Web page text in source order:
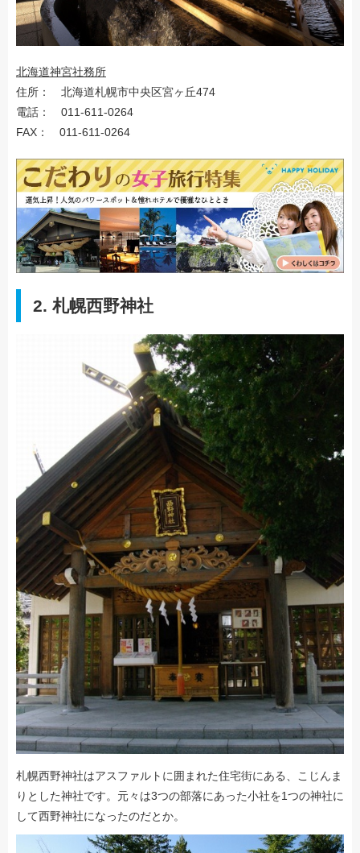
北海道神宮社務所
住所： 北海道札幌市中央区宮ヶ丘474
電話： 011-611-0264
FAX： 011-611-0264
2. 札幌西野神社
札幌西野神社はアスファルトに囲まれた住宅街にある、こじんま
りとした神社です。元々は3つの部落にあった小社を1つの神社に
して西野神社になったのだとか。